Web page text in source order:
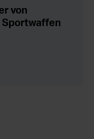
von